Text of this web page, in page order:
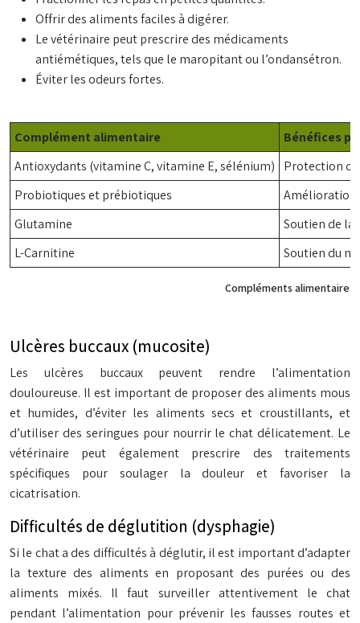
Offrir des aliments faciles à digérer.
Le vétérinaire peut prescrire des médicaments
antiémétiques, tels que le maropitant ou l’ondansétron.
Éviter les odeurs fortes.
Compléments
Complément alimentaire
Bénéfices
Antioxydants (vitamine C, vitamine E, sélénium)
Protection
Probiotiques et prébiotiques
Amélioration
Glutamine
Soutien de
L-Carnitine
Soutien du
Ulcères buccaux (mucosite)
Les ulcères buccaux peuvent rendre l’alimentation
douloureuse. Il est important de proposer des aliments mous
et humides, d’éviter les aliments secs et croustillants, et
d’utiliser des seringues pour nourrir le chat délicatement. Le
vétérinaire peut également prescrire des traitements
spécifiques pour soulager la douleur et favoriser la
cicatrisation.
Difficultés de déglutition (dysphagie)
Si le chat a des difficultés à déglutir, il est important d’adapter
la texture des aliments en proposant des purées ou des
aliments mixés. Il faut surveiller attentivement le chat
pendant l’alimentation pour prévenir les fausses routes et